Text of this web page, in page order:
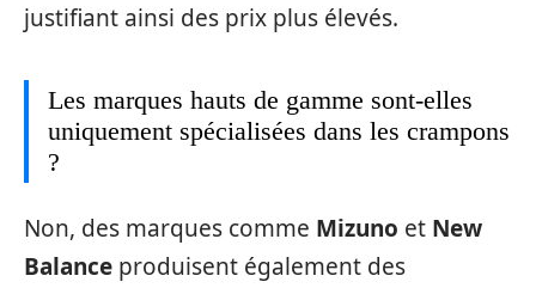
justifiant ainsi des prix plus élevés.
Les marques hauts de gamme sont-elles
uniquement spécialisées dans les crampons
?
Non, des marques comme Mizuno et New
Balance produisent également des